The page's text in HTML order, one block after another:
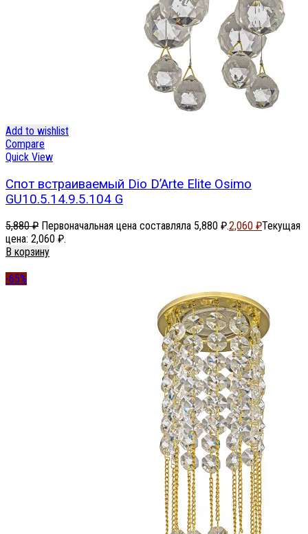
Add to wishlist
Compare
Quick View
Спот встраиваемый Dio D’Arte Elite Osimo
GU10.5.14.9.5.104 G
5,880₽ Первоначальная цена составляла 5,880 ₽.2,060 ₽Текущая
цена: 2,060 ₽.
В корзину
-65%